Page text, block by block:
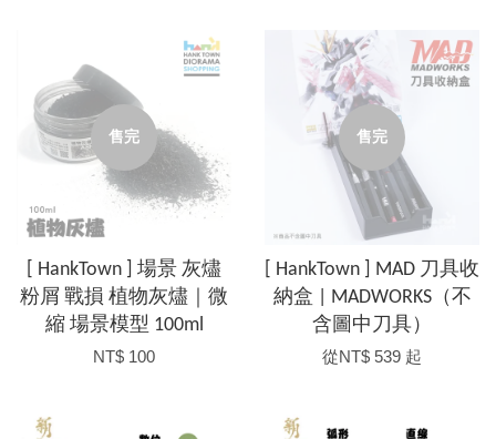
售完
[ HankTown ] 場景 灰燼
粉屑 戰損 植物灰燼｜微
縮 場景模型 100ml
NT$ 100
售完
[ HankTown ] MAD 刀具收
納盒 | MADWORKS（不
含圖中刀具）
從NT$ 539 起